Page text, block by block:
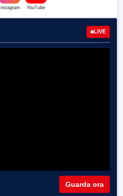
Instagram YouTube
LIVE
Guarda ora